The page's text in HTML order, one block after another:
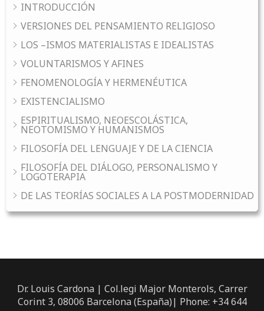
INTRODUCCIÓN
VERSIONES DEL PENSAMIENTO RELIGIOSO
LOS –ISMOS MATERIALISTAS E IDEALISTAS
VOLUNTARISMOS Y AFINES
FENOMENOLOGÍA Y HERMENÉUTICA
EXISTENCIALISMO
ESPIRITUALISMO, NEOESCOLÁSTICA,
NEOTOMISMO Y HUMANISMOS
FILOSOFÍA DEL LENGUAJE Y DE LA CIENCIA
FILOSOFÍA DEL DIÁLOGO, PERSONALISMO Y
LOGOTERAPIA
DE LAS TEORÍAS SOCIALES A LA POSTMODERNIDAD
Dr. Louis Cardona | Col.legi Major Monterols, Carrer
Corint 3, 08006 Barcelona (España)| Phone: +34 644